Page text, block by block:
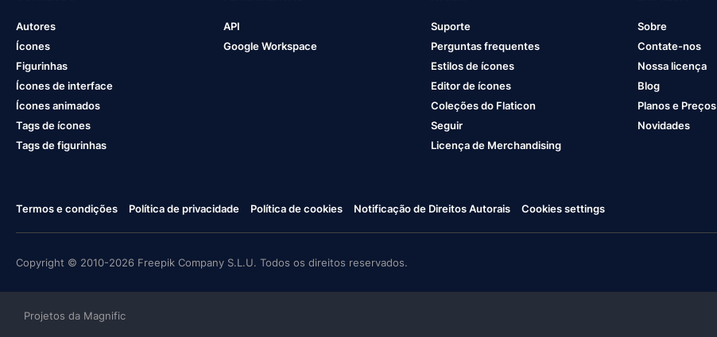
Autores
Ícones
Figurinhas
Ícones de interface
Ícones animados
Tags de ícones
Tags de figurinhas
API
Google Workspace
Suporte
Perguntas frequentes
Estilos de ícones
Editor de ícones
Coleções do Flaticon
Seguir
Licença de Merchandising
Sobre
Contate-nos
Nossa licença
Blog
Planos e Preços
Novidades
Termos e condições Política de privacidade Política de cookies Notificação de Direitos Autorais Cookies settings
Copyright © 2010-2026 Freepik Company S.L.U. Todos os direitos reservados.
Projetos da Magnific